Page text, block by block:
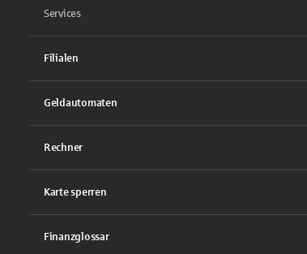
Services
Filialen
Geldautomaten
Rechner
Karte sperren
Finanzglossar